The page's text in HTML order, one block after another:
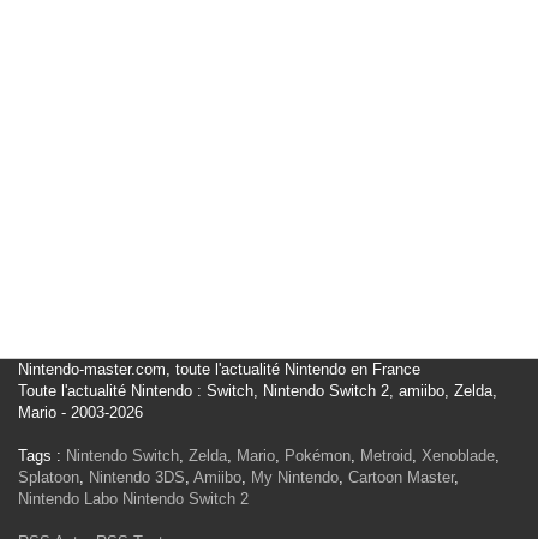
Nintendo-master.com, toute l'actualité Nintendo en France
Toute l'actualité Nintendo : Switch, Nintendo Switch 2, amiibo, Zelda,
Mario - 2003-2026
Tags : Nintendo Switch, Zelda, Mario, Pokémon, Metroid, Xenoblade,
Splatoon, Nintendo 3DS, Amiibo, My Nintendo, Cartoon Master,
Nintendo Labo Nintendo Switch 2